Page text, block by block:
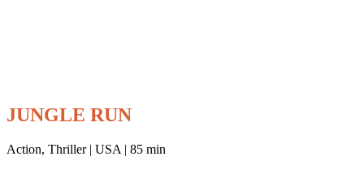
JUNGLE RUN
Action, Thriller | USA | 85 min